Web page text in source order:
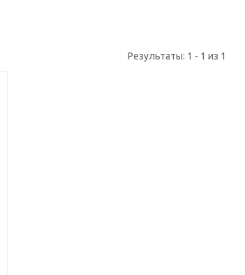
Результаты: 1 - 1 из 1